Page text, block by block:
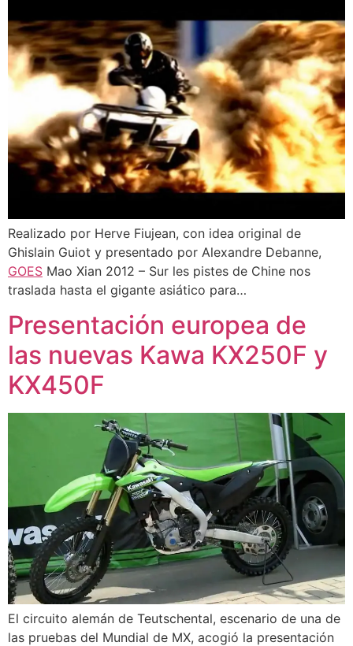
Realizado por Herve Fiujean, con idea original de
Ghislain Guiot y presentado por Alexandre Debanne,
GOES Mao Xian 2012 – Sur les pistes de Chine nos
traslada hasta el gigante asiático para…
Presentación europea de
las nuevas Kawa KX250F y
KX450F
El circuito alemán de Teutschental, escenario de una de
las pruebas del Mundial de MX, acogió la presentación